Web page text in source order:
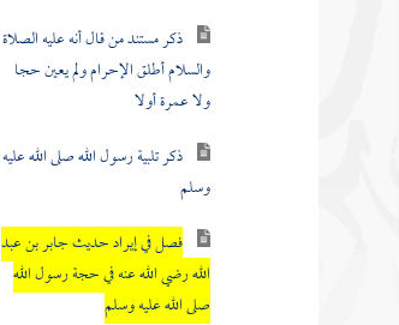
ذكر مستند من قال أنه عليه الصلاة
والسلام أطلق الإحرام ولم يعين حجا
ولا عمرة أولا
ذكر تلبية رسول الله صلى الله عليه
وسلم
فصل في إيراد حديث جابر بن عبد
الله رضي الله عنه في حجة رسول الله
صلى الله عليه وسلم